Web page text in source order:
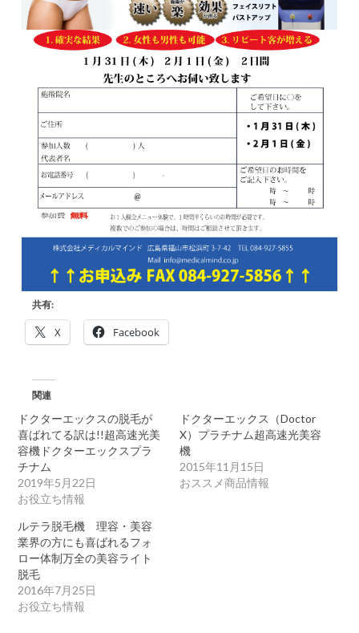
共有:
X Facebook
関連
ドクターエックスの脱毛が
喜ばれてる訳は!!超高速光美
容機ドクターエックスプラ
チナム
2019年5月22日
お役立ち情報
ドクターエックス（Doctor
X）プラチナム超高速光美容
機
2015年11月15日
おススメ商品情報
ルテラ脱毛機 理容・美容
業界の方にも喜ばれるフォ
ロー体制万全の美容ライト
脱毛
2016年7月25日
お役立ち情報